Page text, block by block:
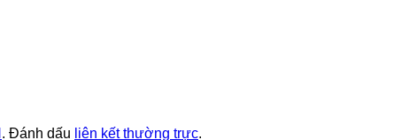
. Đánh dấu liên kết thường trực.